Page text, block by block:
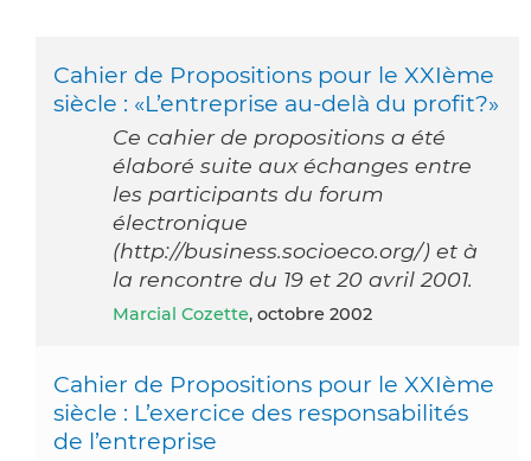
Cahier de Propositions pour le XXIème
siècle : «L’entreprise au-delà du profit?»
Ce cahier de propositions a été
élaboré suite aux échanges entre
les participants du forum
électronique
(http://business.socioeco.org/) et à
la rencontre du 19 et 20 avril 2001.
Marcial Cozette, octobre 2002
Cahier de Propositions pour le XXIème
siècle : L’exercice des responsabilités
de l’entreprise